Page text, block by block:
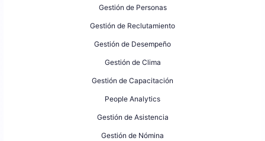
Gestión de Personas
Gestión de Reclutamiento
Gestión de Desempeño
Gestión de Clima
Gestión de Capacitación
People Analytics
Gestión de Asistencia
Gestión de Nómina